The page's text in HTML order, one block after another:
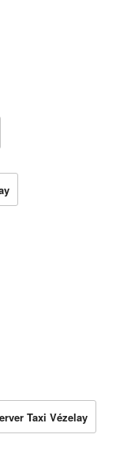
Taxi Vézelay